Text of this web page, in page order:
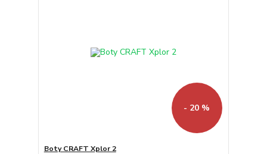
- 20 %
Boty CRAFT Xplor 2